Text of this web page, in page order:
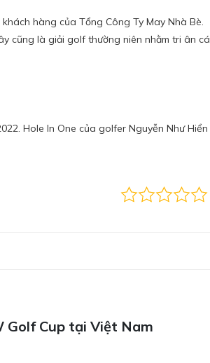
hàng của Tổng Công Ty May Nhà Bè.
cũng là giải golf thường niên nhằm tri ân
Hole In One của golfer Nguyễn Như
Golf Cup tại Việt Nam